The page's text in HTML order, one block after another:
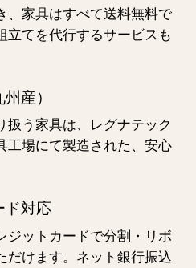
、家具はすべて送料無料で
立てを代行するサービスも
産）
扱う家具は、レグナテック
工場にて製造された、安心
ド対応
ジットカードで分割・リボ
だけます。ネット銀行振込